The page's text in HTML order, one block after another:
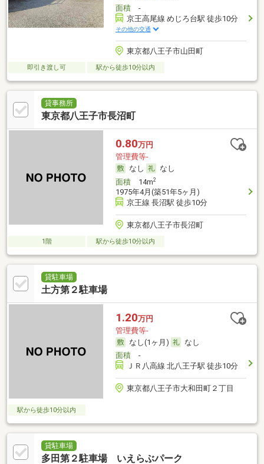
面積-
京王高尾線 めじろ台駅 徒歩10分
その他の交通
東京都八王子市山田町
即引き渡し可 駅から徒歩10分以内
貸事務所
東京都八王子市長沼町
0.80万円
管理費等-
なし
なし
面積14m2
1975年4月(築51年5ヶ月)
京王線 長沼駅 徒歩10分
東京都八王子市長沼町
1階 駅から徒歩10分以内
貸駐車場
土方第２駐車場
1.20万円
管理費等-
なし(1ヶ月)
なし
面積-
ＪＲ八高線 北八王子駅 徒歩10分
東京都八王子市大和田町２丁目
駅から徒歩10分以内
貸駐車場
多田第２駐車場 いえらぶパーク